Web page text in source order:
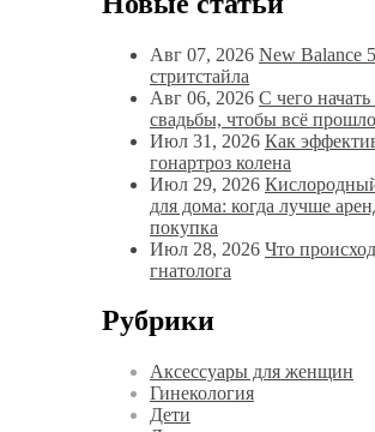
Авг 07, 2026 New Balance
стритстайла
Авг 06, 2026 С чего
свадьбы, чтобы всё
Июл 31, 2026 Как
гонартроз колена
Июл 29, 2026
для дома: когда лучше
покупка
Июл 28, 2026 Что
гнатолога
Рубрики
Аксессуары для женщин
Гинекология
Дети